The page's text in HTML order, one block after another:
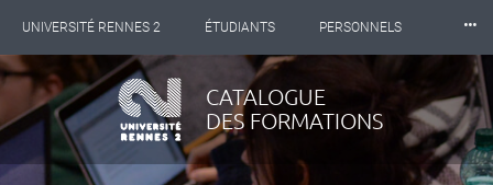
UNIVERSITÉ RENNES 2 ÉTUDIANTS PERSONNELS
INTERNATIONAL PROFESSIONNELS BIBLIOTHÈQUES
LES NOUVELLES DE RENNES 2
⸱⸱⸱
CATALOGUE
DES FORMATIONS